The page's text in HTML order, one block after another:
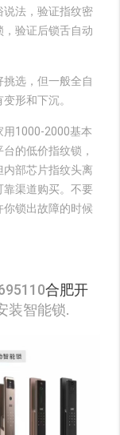
说法，验证指纹密
验证后锁舌自动
选，但一般全自
形和下沉。
用1000-2000基本
的低价指纹锁，
部芯片指纹头离
靠渠道购买。不要
锁出故障的时候
合肥开
装智能锁.